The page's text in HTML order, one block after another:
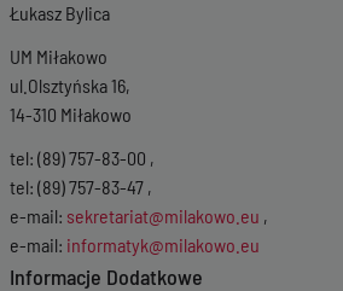
Łukasz Bylica
UM Miłakowo
ul.Olsztyńska 16,
14-310 Miłakowo
tel: (89) 757-83-00 ,
tel: (89) 757-83-47 ,
e-mail: sekretariat@milakowo.eu ,
e-mail: informatyk@milakowo.eu
Informacje Dodatkowe